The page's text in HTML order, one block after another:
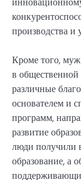
производства и
Кроме того,
в общественной
различные
основателем и
программ,
развитие
люди получили
образование, а